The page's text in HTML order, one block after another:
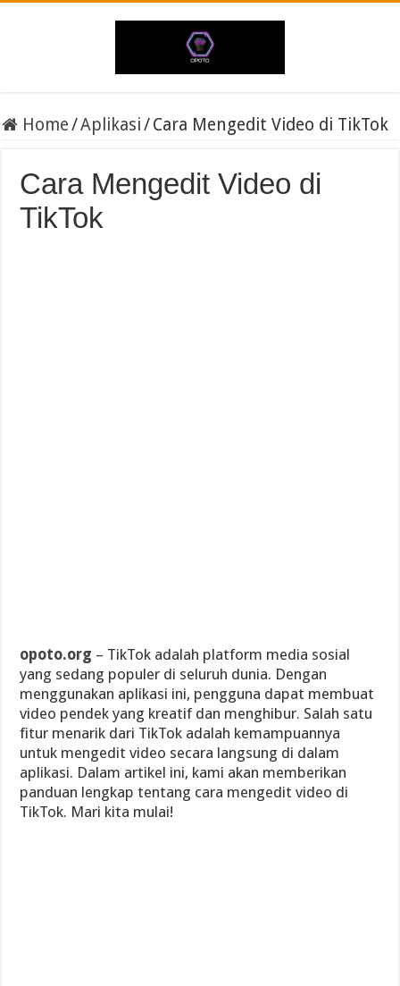
Home/Aplikasi/Cara Mengedit Video di TikTok
Cara Mengedit Video di
TikTok
opoto.org – TikTok adalah platform media sosial
yang sedang populer di seluruh dunia. Dengan
menggunakan aplikasi ini, pengguna dapat membuat
video pendek yang kreatif dan menghibur. Salah satu
fitur menarik dari TikTok adalah kemampuannya
untuk mengedit video secara langsung di dalam
aplikasi. Dalam artikel ini, kami akan memberikan
panduan lengkap tentang cara mengedit video di
TikTok. Mari kita mulai!